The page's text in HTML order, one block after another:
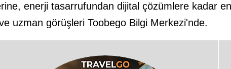
enerji tasarrufundan dijital çözümlere kadar
uzman görüşleri Toobego Bilgi Merkezi'nde.